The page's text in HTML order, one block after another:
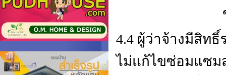
4.4 ผู้ว่าจ้างมีสิท
ไม่แก้ไขซ่อมแซม